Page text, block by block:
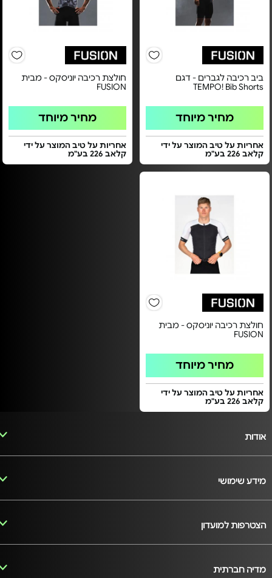
ביב רכיבה לגברים - דגם
TEMPO! Bib Shorts
מחיר מיוחד
אחריות על טיב המוצר על ידי
קלאב 226 בע"מ
חולצת רכיבה יוניסקס - מבית
FUSION
מחיר מיוחד
אחריות על טיב המוצר על ידי
קלאב 226 בע"מ
חולצת רכיבה יוניסקס - מבית
FUSION
מחיר מיוחד
אחריות על טיב המוצר על ידי
קלאב 226 בע"מ
אודות
מידע שימושי
הצטרפות למועדון
מדיה חברתית